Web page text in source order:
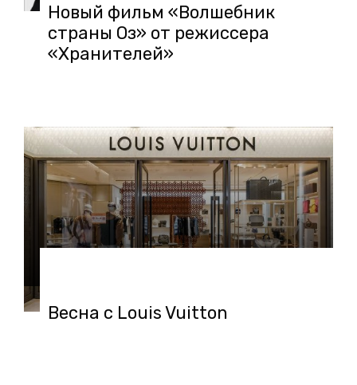
Новый фильм «Волшебник
страны Оз» от режиссера
«Хранителей»
Весна с Louis Vuitton